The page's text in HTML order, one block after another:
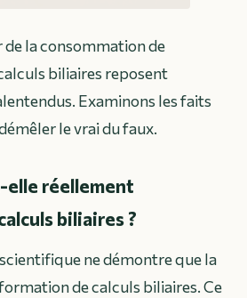
la consommation de
biliaires reposent
Examinons les faits
le vrai du faux.
elle réellement
biliaires ?
ne démontre que la
de calculs biliaires. Ce